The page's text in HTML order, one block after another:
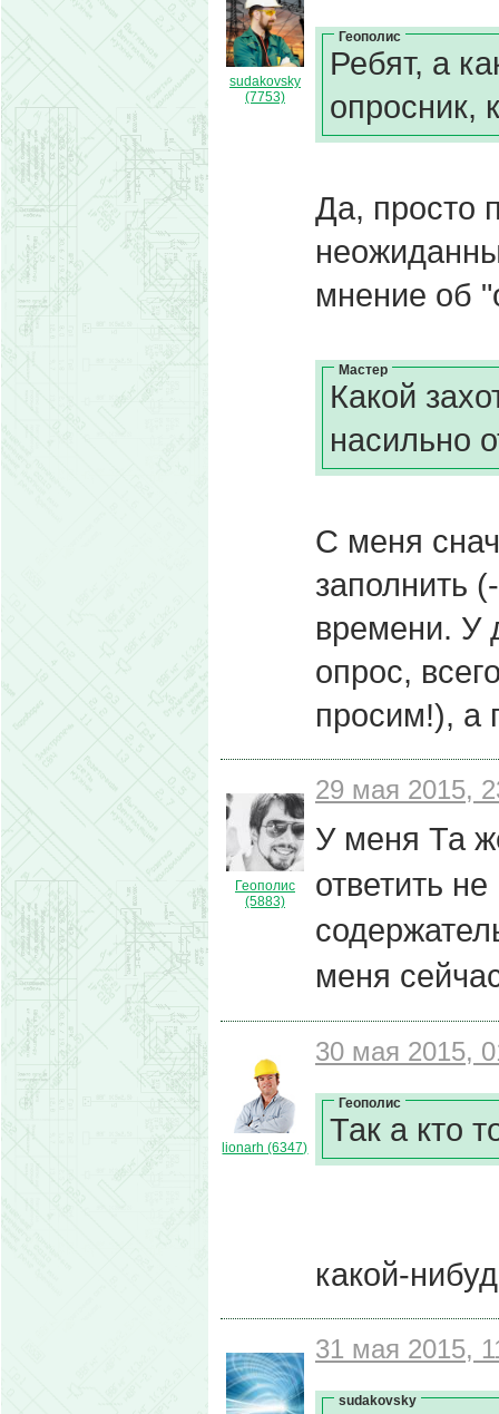
sudakovsky
(7753)
Геополис
Ребят, а
опросник,
Да, просто
мнение об
Мастер
Какой
насильно
С меня
заполнить
времени. У
опрос,
просим!), а
Геополис
(5883)
29 мая 2015,
У меня Та
ответить
меня
lionarh (6347)
30 мая 2015,
Геополис
Так а кто
какой-
31 мая 2015,
sudakovsky